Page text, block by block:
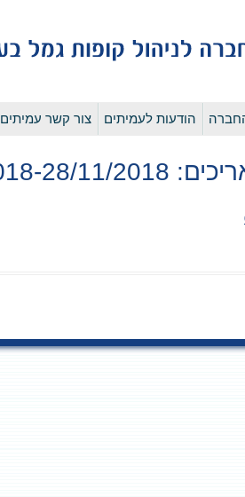
לדלג
הודעות לעמיתים צור קשר עמיתים
11/2018